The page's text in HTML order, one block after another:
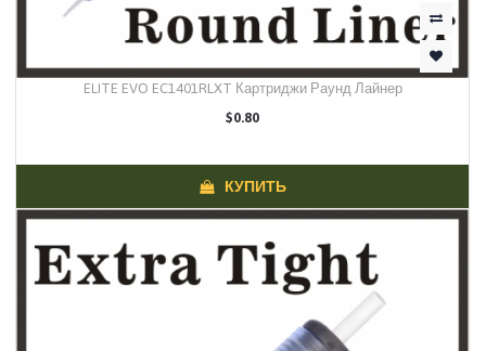
ELITE EVO EC1401RLXT Картриджи Раунд Лайнер
$0.80
КУПИТЬ